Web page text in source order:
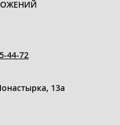
44-72
13a